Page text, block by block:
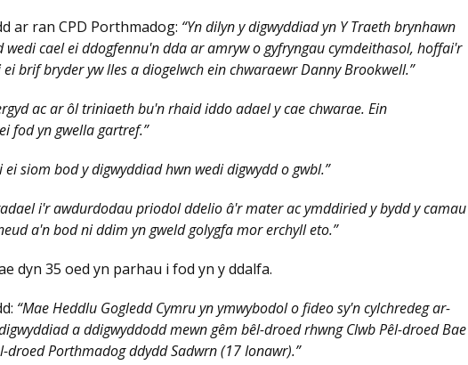
ar ran CPD Porthmadog: “Yn dilyn y digwyddiad yn Y Traeth brynhawn
wedi cael ei ddogfennu'n dda ar amryw o gyfryngau cymdeithasol, hoffai'r
brif bryder yw lles a diogelwch ein chwaraewr Danny Brookwell.”
ac ar ôl triniaeth bu'n rhaid iddo adael y cae chwarae. Ein
fod yn gwella gartref.”
ei siom bod y digwyddiad hwn wedi digwydd o gwbl.”
i'r awdurdodau priodol ddelio â'r mater ac ymddiried y bydd y camau
a'n bod ni ddim yn gweld golygfa mor erchyll eto.”
dyn 35 oed yn parhau i fod yn y ddalfa.
“Mae Heddlu Gogledd Cymru yn ymwybodol o fideo sy'n cylchredeg ar-
a ddigwyddodd mewn gêm bêl-droed rhwng Clwb Pêl-droed Bae
droed Porthmadog ddydd Sadwrn (17 Ionawr).”